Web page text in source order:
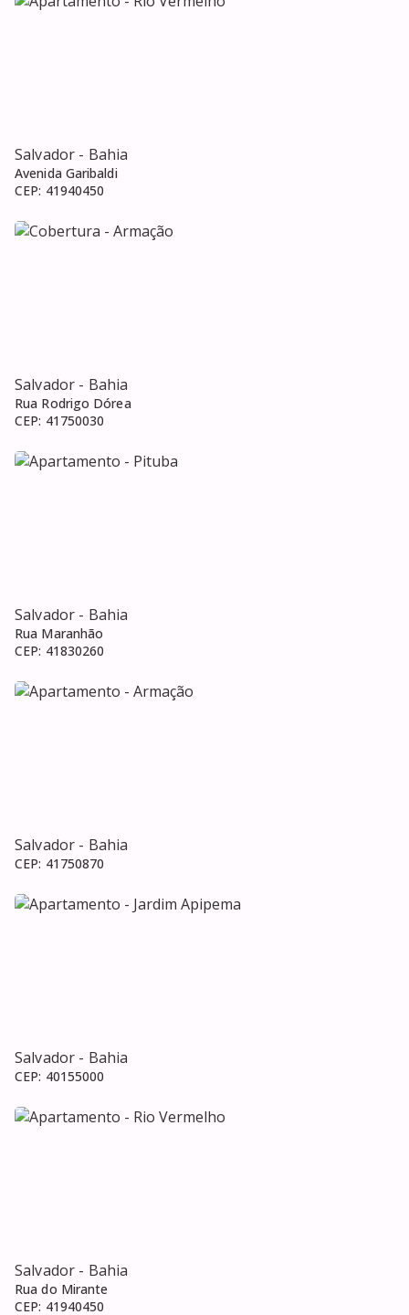
Salvador - Bahia
Avenida Garibaldi
CEP: 41940450
Salvador - Bahia
Rua Rodrigo Dórea
CEP: 41750030
Salvador - Bahia
Rua Maranhão
CEP: 41830260
Salvador - Bahia
CEP: 41750870
Salvador - Bahia
CEP: 40155000
Salvador - Bahia
Rua do Mirante
CEP: 41940450